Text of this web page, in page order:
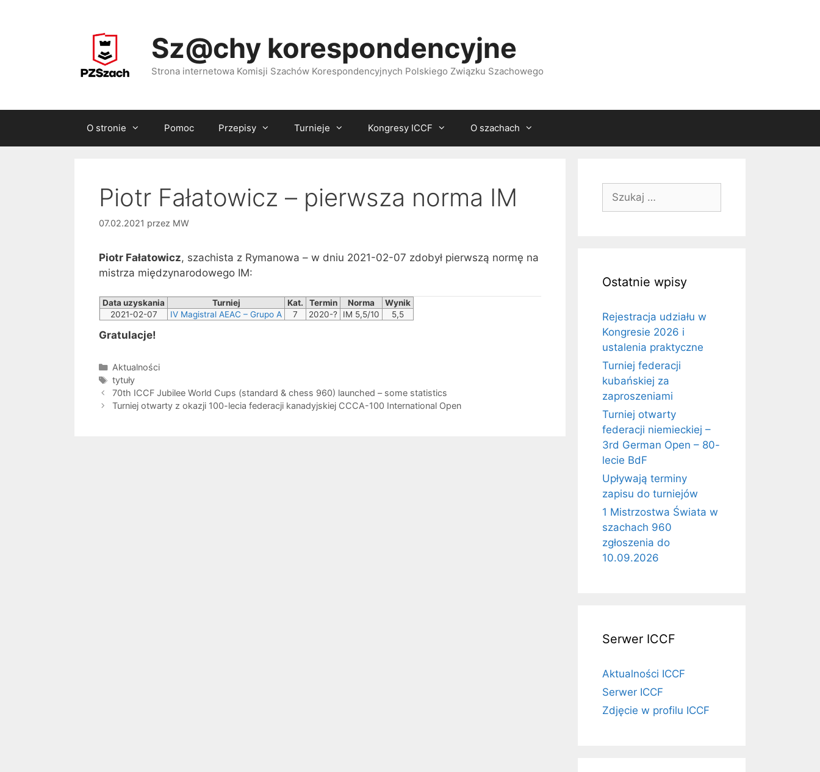
Sz@chy korespondencyjne
Strona internetowa Komisji Szachów Korespondencyjnych Polskiego Związku Szachowego
O stronie Pomoc Przepisy Turnieje Kongresy ICCF O szachach
Piotr Fałatowicz – pierwsza norma IM
07.02.2021 przez MW
Piotr Fałatowicz, szachista z Rymanowa – w dniu 2021-02-07 zdobył pierwszą normę na
mistrza międzynarodowego IM:
Data uzyskania Turniej Kat. Termin Norma
Wynik
2021-02-07
IV Magistral AEAC – Grupo A 7 2020-? IM 5,5/10 5,5
Gratulacje!
Kategorie
Aktualności
Tagi
tytuły
70th ICCF Jubilee World Cups (standard & chess 960) launched – some statistics
Turniej otwarty z okazji 100-lecia federacji kanadyjskiej CCCA-100 International Open
Ostatnie wpisy
Rejestracja udziału w
Kongresie 2026 i
ustalenia praktyczne
Turniej federacji
kubańskiej za
zaproszeniami
Turniej otwarty
federacji niemieckiej –
3rd German Open – 80-
lecie BdF
Upływają terminy
zapisu do turniejów
1 Mistrzostwa Świata w
szachach 960
zgłoszenia do
10.09.2026
Serwer ICCF
Aktualności ICCF
Serwer ICCF
Zdjęcie w profilu ICCF